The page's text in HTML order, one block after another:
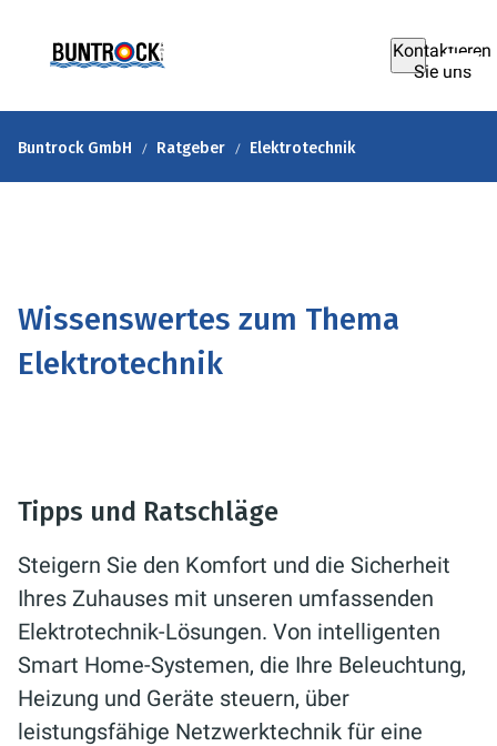
Kontaktieren
Sie uns
Buntrock GmbH Ratgeber Elektrotechnik
Wissenswertes zum Thema
Elektrotechnik
Tipps und Ratschläge
Steigern Sie den Komfort und die Sicherheit
Ihres Zuhauses mit unseren umfassenden
Elektrotechnik-Lösungen. Von intelligenten
Smart Home-Systemen, die Ihre Beleuchtung,
Heizung und Geräte steuern, über
leistungsfähige Netzwerktechnik für eine